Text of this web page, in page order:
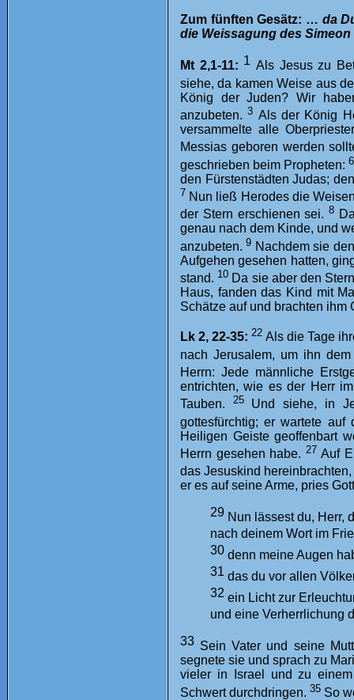
Zum fünften Gesätz: … da
die Weissagung des
Mt 2,1-11: 1 Als Jesus zu
siehe, da kamen Weise aus
König der Juden? Wir
anzubeten.3 Als der König
versammelte alle
Messias geboren werden
geschrieben beim Propheten:
den Fürstenstädten Judas;
7 Nun ließ Herodes die
der Stern erschienen sei. 8
genau nach dem Kinde, und
anzubeten.9 Nachdem sie
Aufgehen gesehen hatten,
stand. 10 Da sie aber den
Haus, fanden das Kind mit
Schätze auf und brachten ihm
Lk 2, 22-35: 22 Als die Tage
nach Jerusalem, um ihn
Herrn: Jede männliche
entrichten, wie es der Herr
Tauben. 25 Und siehe, in
gottesfürchtig; er wartete
Heiligen Geiste geoffenbart
Herrn gesehen habe. 27 Auf
das Jesuskind
er es auf seine Arme, pries
29 Nun lässest du, Herr,
nach deinem Wort im
30 denn meine Augen
31 das du vor allen
32 ein Licht zur
und eine Verherrlichung
33 Sein Vater und seine
segnete sie und sprach zu
vieler in Israel und zu
Schwert durchdringen. 35 So